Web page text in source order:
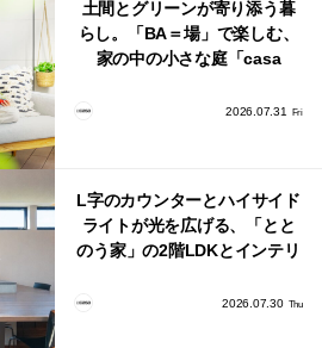
土間とグリーンが寄り添う暮
らし。「BA＝場」で楽しむ、
家の中の小さな庭「casa
2026.07.31 Fri
L字のカウンターとハイサイド
ライトが光を広げる、「とと
のう家」の2階LDKとインテリ
2026.07.30 Thu